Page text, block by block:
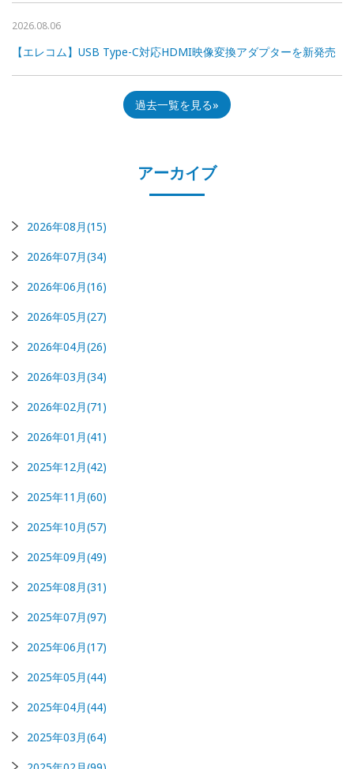
2026.08.06
【エレコム】USB Type-C対応HDMI映像変換アダプターを新発売
過去一覧を見る
アーカイブ
2026年08月(15)
2026年07月(34)
2026年06月(16)
2026年05月(27)
2026年04月(26)
2026年03月(34)
2026年02月(71)
2026年01月(41)
2025年12月(42)
2025年11月(60)
2025年10月(57)
2025年09月(49)
2025年08月(31)
2025年07月(97)
2025年06月(17)
2025年05月(44)
2025年04月(44)
2025年03月(64)